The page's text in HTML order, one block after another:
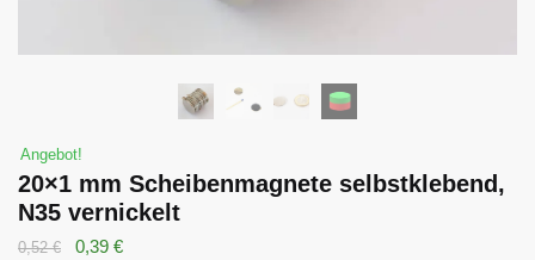
Angebot!
20×1 mm Scheibenmagnete selbstklebend,
N35 vernickelt
0,52€
Ursprünglicher
0,39 €Aktueller